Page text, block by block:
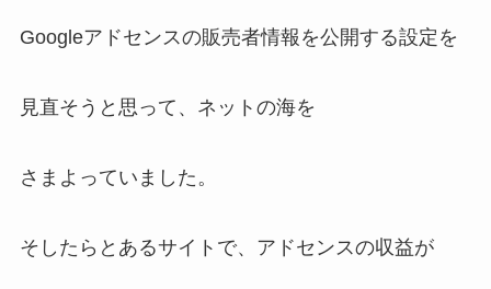
Googleアドセンスの販売者情報を公開する設定を
見直そうと思って、ネットの海を
さまよっていました。
そしたらとあるサイトで、アドセンスの収益が